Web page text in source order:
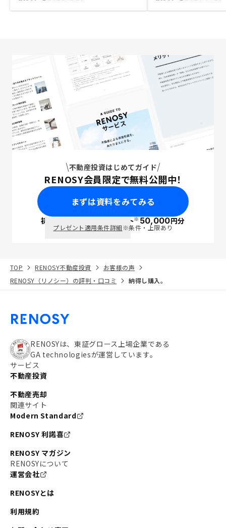
不動産投資はじめてガイド
RENOSY会員限定で無料公開中！
まずは資料をみてみる
初回面談で ポイント※50,000円分
プレゼント適用条件詳細※条件・上限あり
TOP RENOSY不動産投資
お客様の声
RENOSY（リノシー）の評判・口コミ
納得し購入。
RENOSYは、東証グロース上場企業である
GA technologiesが運営しています。
サービス
不動産投資
不動産売却
関連サイト
Modern Standard
RENOSY 利諾喜
RENOSY マガジン
RENOSYについて
運営会社
RENOSYとは
利用規約